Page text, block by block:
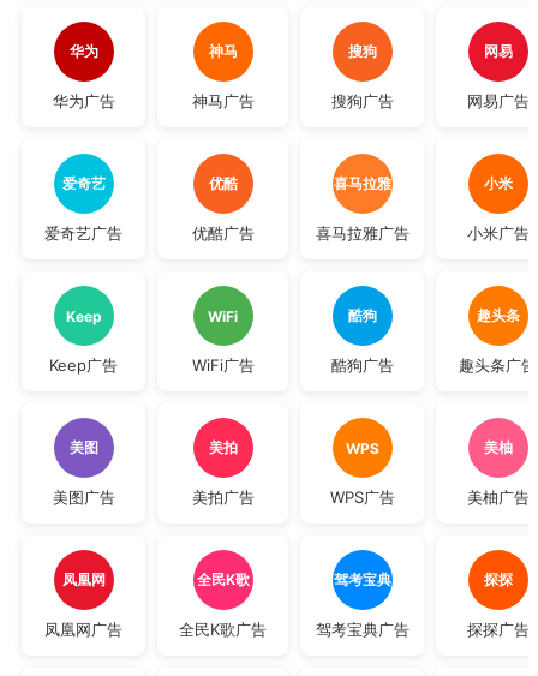
华为
华为广告
神马
神马广告
搜狗
搜狗广告
网易
网易广告
爱奇艺
爱奇艺广告
优酷
优酷广告
喜马拉雅
喜马拉雅广告
小米
小米广告
Keep
Keep广告
WiFi
WiFi广告
酷狗
酷狗广告
趣头条
趣头条广告
美图
美图广告
美拍
美拍广告
WPS
WPS广告
美柚
美柚广告
凤凰网
凤凰网广告
全民K歌
全民K歌广告
驾考宝典
驾考宝典广告
探探
探探广告